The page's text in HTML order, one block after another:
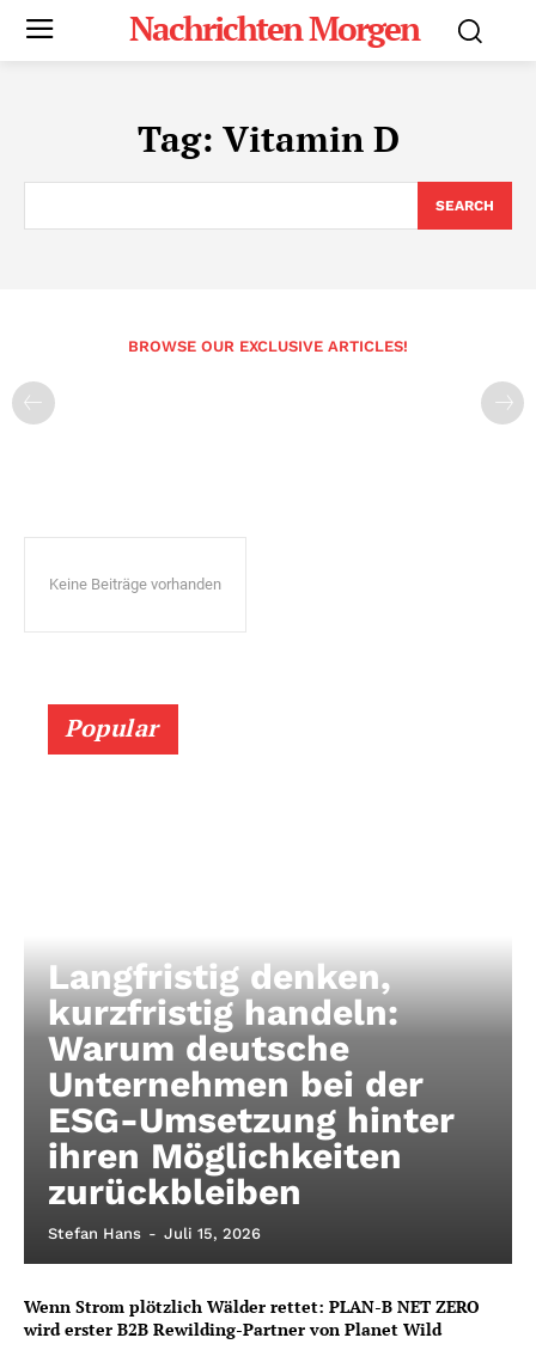
Nachrichten Morgen
Tag: Vitamin D
SEARCH
BROWSE OUR EXCLUSIVE ARTICLES!
Keine Beiträge vorhanden
Popular
Langfristig denken,
kurzfristig handeln:
Warum deutsche
Unternehmen bei der
ESG-Umsetzung hinter
ihren Möglichkeiten
zurückbleiben
Stefan Hans - Juli 15, 2026
Wenn Strom plötzlich Wälder rettet: PLAN-B NET ZERO
wird erster B2B Rewilding-Partner von Planet Wild